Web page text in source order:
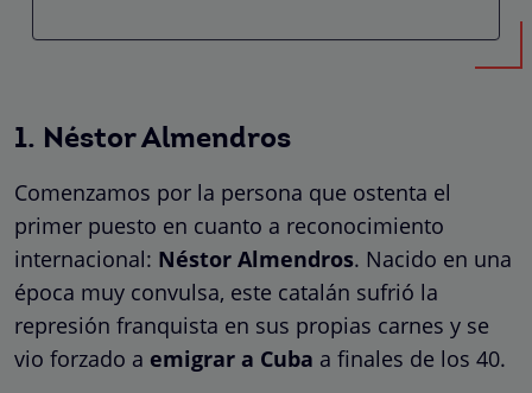
1. Néstor Almendros
Comenzamos por la persona que ostenta el
primer puesto en cuanto a reconocimiento
internacional: Néstor Almendros. Nacido en una
época muy convulsa, este catalán sufrió la
represión franquista en sus propias carnes y se
vio forzado a emigrar a Cuba a finales de los 40.